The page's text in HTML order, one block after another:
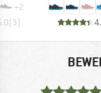
+2
(3)